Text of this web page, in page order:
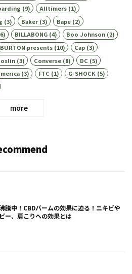
(9) Alltimers(1)
(3) Baker(3) Bape(2)
BILLABONG(4) Boo Johnson(2)
BURTON presents(10) Cap(3)
(3) Converse(8) DC (5)
(3) FTC (1) G-SHOCK(5)
more
騰中！CBDバームの効果に迫る！ニキビや
ー、肩こりへの効果とは